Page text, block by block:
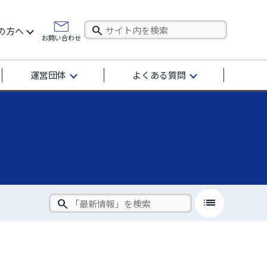
運営団体 よくある質問
方へ
お問い合わせ
list